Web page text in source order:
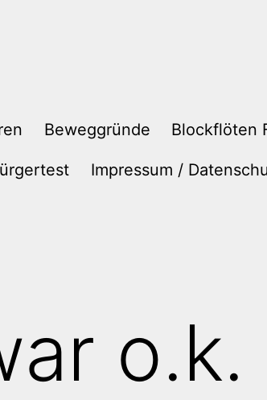
Beweggründe Blockflöten
Impressum /
o.k.